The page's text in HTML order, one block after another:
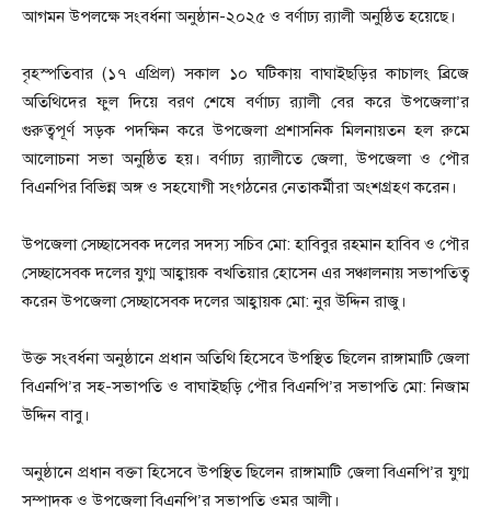
আগমন উপলক্ষে সংবর্ধনা অনুষ্ঠান-২০২৫ ও বর্ণাঢ্য র‍্যালী অনুষ্ঠিত হয়েছে।
বৃহস্পতিবার (১৭ এপ্রিল) সকাল ১০ ঘটিকায় বাঘাইছড়ির কাচালং ব্রিজে
অতিথিদের ফুল দিয়ে বরণ শেষে বর্ণাঢ্য র‍্যালী বের করে উপজেলা’র
গুরুত্বপূর্ণ সড়ক পদক্ষিন করে উপজেলা প্রশাসনিক মিলনায়তন হল রুমে
আলোচনা সভা অনুষ্ঠিত হয়। বর্ণাঢ্য র‍্যালীতে জেলা, উপজেলা ও পৌর
বিএনপির বিভিন্ন অঙ্গ ও সহযোগী সংগঠনের নেতাকর্মীরা অংশগ্রহণ করেন।
উপজেলা সেচ্ছাসেবক দলের সদস্য সচিব মো: হাবিবুর রহমান হাবিব ও পৌর
সেচ্ছাসেবক দলের যুগ্ম আহ্বায়ক বখতিয়ার হোসেন এর সঞ্চালনায় সভাপতিত্ব
করেন উপজেলা সেচ্ছাসেবক দলের আহ্বায়ক মো: নুর উদ্দিন রাজু।
উক্ত সংবর্ধনা অনুষ্ঠানে প্রধান অতিথি হিসেবে উপস্থিত ছিলেন রাঙ্গামাটি জেলা
বিএনপি’র সহ-সভাপতি ও বাঘাইছড়ি পৌর বিএনপি’র সভাপতি মো: নিজাম
উদ্দিন বাবু।
অনুষ্ঠানে প্রধান বক্তা হিসেবে উপস্থিত ছিলেন রাঙ্গামাটি জেলা বিএনপি’র যুগ্ম
সম্পাদক ও উপজেলা বিএনপি’র সভাপতি ওমর আলী।